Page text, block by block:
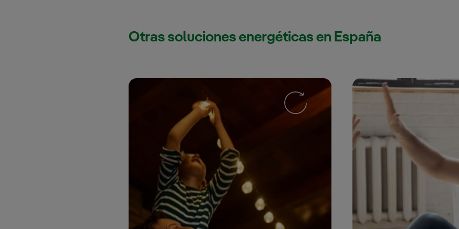
Otras soluciones energéticas en España
Suministro de luz para
clientes en España
Conoce nuestros servicios de luz para
Descubre